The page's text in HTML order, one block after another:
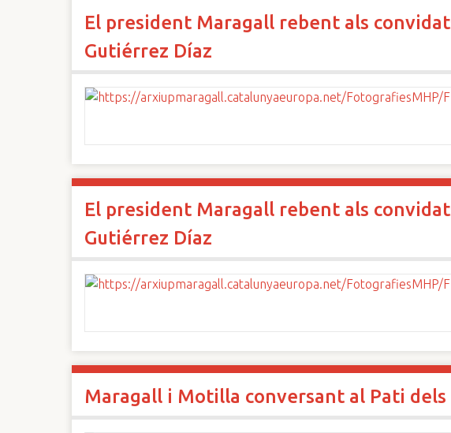
El president Maragall rebent als
Gutiérrez Díaz
El president Maragall rebent als
Gutiérrez Díaz
Maragall i Motilla conversant al Pati dels